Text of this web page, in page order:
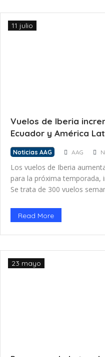
Vuelos de Iberia
Ecuador y América
11 julio
Noticias AAG AAG
Los vuelos de Iberia
para la próxima temporada,
Se trata de 300 vuelos
Puerto Rico, República
Actualmente, Iberia realiza
hacia Quito y Guayaquil.
Read More
23 mayo